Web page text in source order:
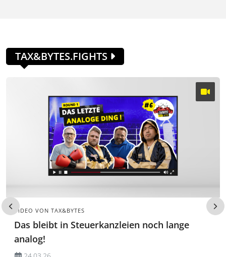
TAX&BYTES.FIGHTS
VIDEO VON TAX&BYTES
Das bleibt in Steuerkanzleien noch lange
analog!